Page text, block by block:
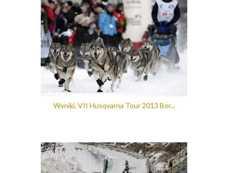
Wyniki. VII Husqvarna Tour 2013 Bor...